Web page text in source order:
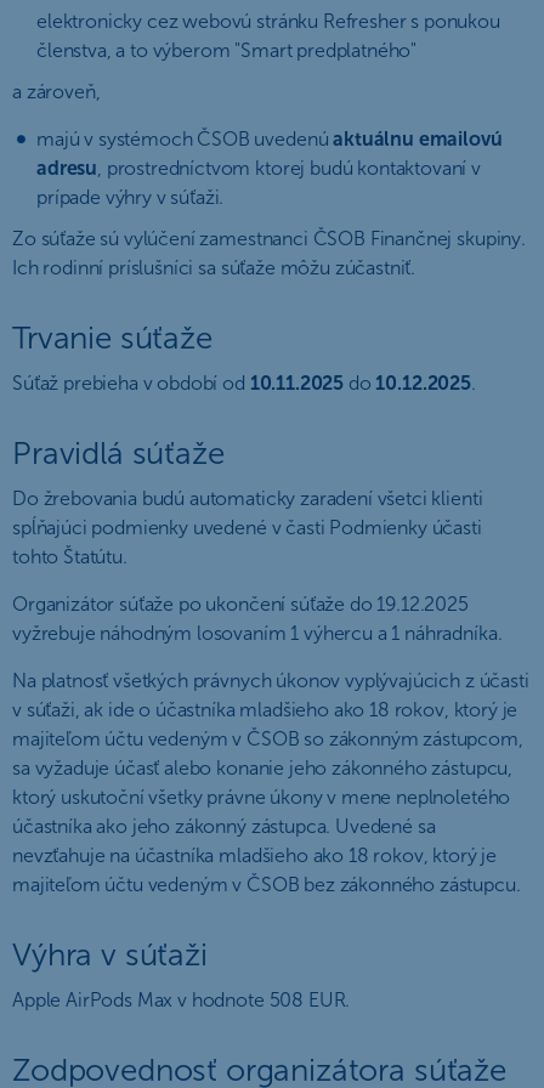
elektronicky cez webovú stránku Refresher s ponukou
členstva, a to výberom "Smart predplatného"
a zároveň,
majú v systémoch ČSOB uvedenúaktuálnu emailovú
adresu, prostredníctvom ktorej budú kontaktovaní v
prípade výhry v súťaži.
Zo súťaže sú vylúčení zamestnanci ČSOB Finančnej skupiny.
Ich rodinní príslušníci sa súťaže môžu zúčastniť.
Trvanie súťaže
Súťaž prebieha v období od 10.11.2025 do 10.12.2025.
Pravidlá súťaže
Do žrebovania budú automaticky zaradení všetci klienti
spĺňajúci podmienky uvedené v časti Podmienky účasti
tohto Štatútu.
Organizátor súťaže po ukončení súťaže do 19.12.2025
vyžrebuje náhodným losovaním 1 výhercu a 1 náhradníka.
Na platnosť všetkých právnych úkonov vyplývajúcich z účasti
v súťaži, ak ide o účastníka mladšieho ako 18 rokov, ktorý je
majiteľom účtu vedeným v ČSOB so zákonným zástupcom,
sa vyžaduje účasť alebo konanie jeho zákonného zástupcu,
ktorý uskutoční všetky právne úkony v mene neplnoletého
účastníka ako jeho zákonný zástupca. Uvedené sa
nevzťahuje na účastníka mladšieho ako 18 rokov, ktorý je
majiteľom účtu vedeným v ČSOB bez zákonného zástupcu.
Výhra v súťaži
Apple AirPods Max v hodnote 508 EUR.
Zodpovednosť organizátora súťaže